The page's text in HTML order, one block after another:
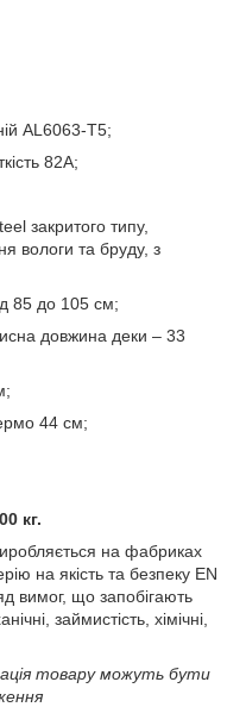
AL6063-T5;
82А;
закритого типу,
вологи та бруду, з
85 до 105 см;
довжина деки – 33
44 см;
кг.
на фабриках
на якість та безпеку EN
вимог, що запобігають
займистість, хімічні,
товару можуть бути